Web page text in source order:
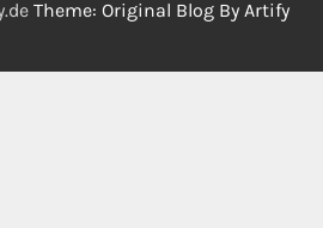
Theme: Original Blog By Artify